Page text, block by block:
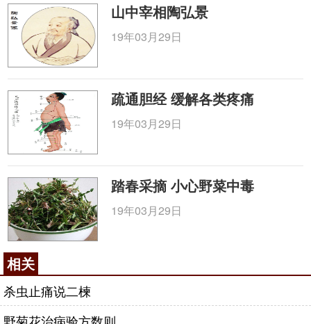
山中宰相陶弘景
19年03月29日
疏通胆经 缓解各类疼痛
19年03月29日
踏春采摘 小心野菜中毒
19年03月29日
相关
杀虫止痛说二楝